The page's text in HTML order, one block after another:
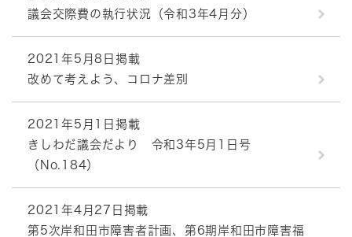
議会交際費の執行状況（令和3年4月分）
2021年5月8日掲載
改めて考えよう、コロナ差別
2021年5月1日掲載
きしわだ議会だより 令和3年5月1日号
（No.184）
2021年4月27日掲載
第5次岸和田市障害者計画、第6期岸和田市障害福